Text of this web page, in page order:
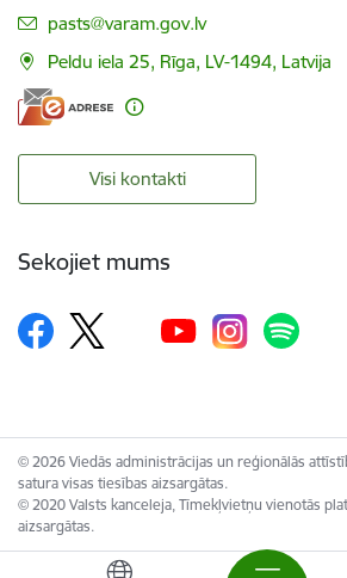
E-pasts:
pasts@varam.gov.lv
Peldu iela 25, Rīga, LV-1494, Latvija
Visi kontakti
Sekojiet mums
© 2026 Viedās administrācijas un reģionālās
satura visas tiesības aizsargātas.
© 2020 Valsts kanceleja, Tīmekļvietņu vienotās
aizsargātas.